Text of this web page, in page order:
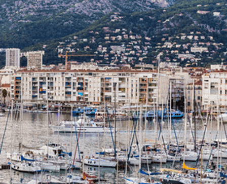
Exporter les lignes sélectionnées
Exporter toutes les colonnes
Exporter uniquement les colonnes affichées
Menu
<
>
Nos actions
Articles et témoignages clients
Nos actus
Ajoutez un logo, un bouton, des réseaux sociaux
Cliquez pour éditer